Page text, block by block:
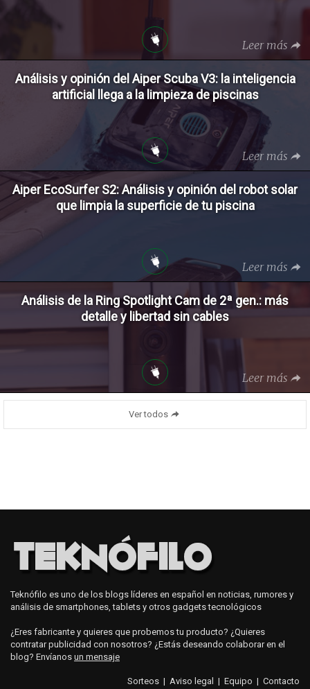
Leer más
Análisis y opinión del Aiper Scuba V3: la inteligencia
artificial llega a la limpieza de piscinas
Leer más
Aiper EcoSurfer S2: Análisis y opinión del robot solar
que limpia la superficie de tu piscina
Leer más
Análisis de la Ring Spotlight Cam de 2ª gen.: más
detalle y libertad sin cables
Leer más
Ver todos
Teknófilo es uno de los blogs líderes en español en noticias, rumores y
análisis de smartphones, tablets y otros gadgets tecnológicos
¿Eres fabricante y quieres que probemos tu producto? ¿Quieres
contratar publicidad con nosotros? ¿Estás deseando colaborar en el
blog? Envíanos un mensaje
Sorteos | Aviso legal | Equipo | Contacto